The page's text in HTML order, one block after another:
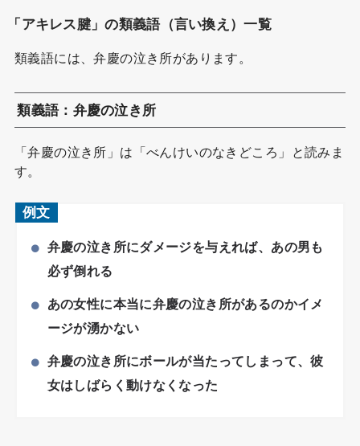
「アキレス腱」の類義語（言い換え）一覧
類義語には、弁慶の泣き所があります。
類義語：弁慶の泣き所
「弁慶の泣き所」は「べんけいのなきどころ」と読みま
す。
例文
弁慶の泣き所にダメージを与えれば、あの男も
必ず倒れる
あの女性に本当に弁慶の泣き所があるのかイメ
ージが湧かない
弁慶の泣き所にボールが当たってしまって、彼
女はしばらく動けなくなった